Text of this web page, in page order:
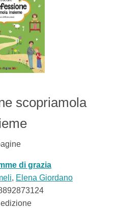
scopriamola
di grazia
, Elena Giordano